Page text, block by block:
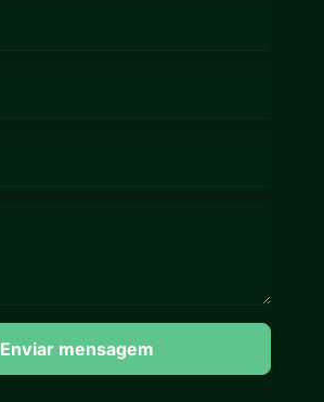
Enviar mensagem